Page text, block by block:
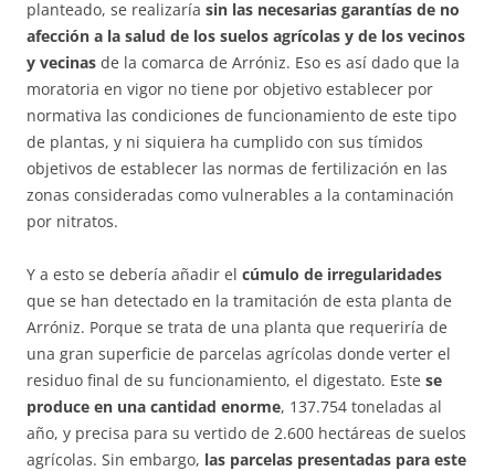
planteado, se realizaría sin las necesarias garantías de no
afección a la salud de los suelos agrícolas y de los vecinos
y vecinas de la comarca de Arróniz. Eso es así dado que la
moratoria en vigor no tiene por objetivo establecer por
normativa las condiciones de funcionamiento de este tipo
de plantas, y ni siquiera ha cumplido con sus tímidos
objetivos de establecer las normas de fertilización en las
zonas consideradas como vulnerables a la contaminación
por nitratos.
Y a esto se debería añadir el cúmulo de irregularidades
que se han detectado en la tramitación de esta planta de
Arróniz. Porque se trata de una planta que requeriría de
una gran superficie de parcelas agrícolas donde verter el
residuo final de su funcionamiento, el digestato. Este se
produce en una cantidad enorme, 137.754 toneladas al
año, y precisa para su vertido de 2.600 hectáreas de suelos
agrícolas. Sin embargo, las parcelas presentadas para este